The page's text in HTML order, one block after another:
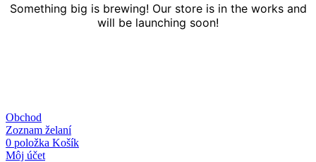
Something big is brewing! Our store is in the works and
will be launching soon!
Obchod
Zoznam želaní
0 položka Košík
Môj účet